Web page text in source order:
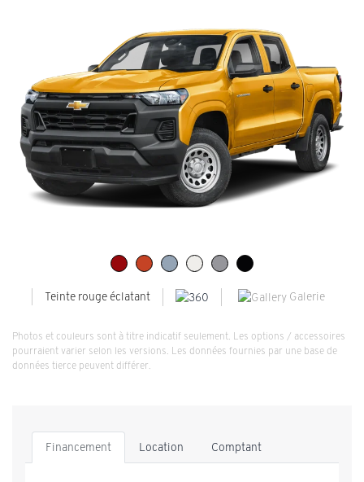
Teinte rouge éclatant Galerie
Photos et couleurs sont à titre indicatif seulement. Les options / accessoires
pourraient varier selon les versions. Les données fournies par une base de
données tierce peuvent différer.
Financement Location Comptant